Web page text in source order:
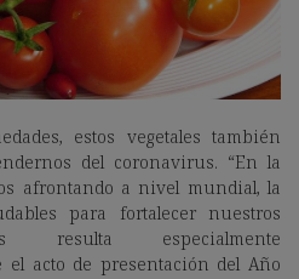
estos vegetales también
del coronavirus. “En la
afrontando a nivel mundial, la
para fortalecer nuestros
resulta especialmente
el acto de presentación del Año